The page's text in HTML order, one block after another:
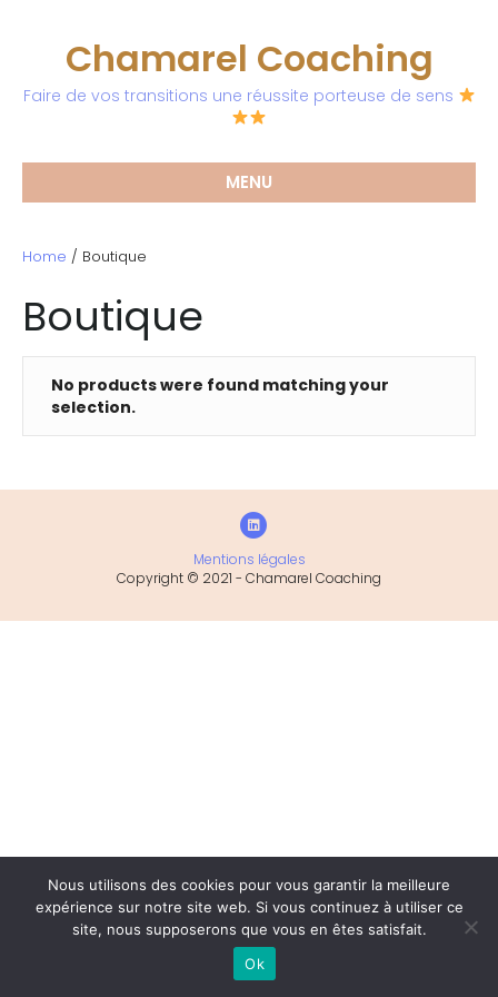
Chamarel Coaching
Faire de vos transitions une réussite porteuse de sens
MENU
Home / Boutique
Boutique
No products were found matching your
selection.
Linkedin
Mentions légales
Copyright © 2021 - Chamarel Coaching
Nous utilisons des cookies pour vous garantir la meilleure
expérience sur notre site web. Si vous continuez à utiliser ce
site, nous supposerons que vous en êtes satisfait.
Ok